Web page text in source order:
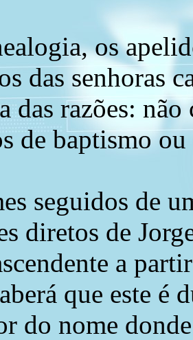
os
das senhoras
das razões:
de baptismo
seguidos de
diretos de
a
que este é
do nome